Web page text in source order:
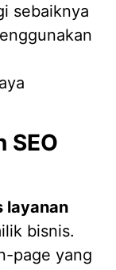
sebaiknya
SEO
layanan
bisnis.
page yang